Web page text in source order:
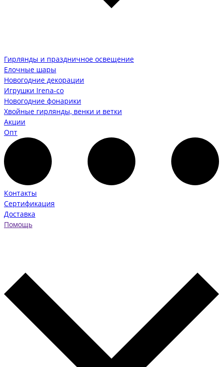
Гирлянды и праздничное освещение
Елочные шары
Новогодние декорации
Игрушки Irena-co
Новогодние фонарики
Хвойные гирлянды, венки и ветки
Акции
Опт
Контакты
Сертификация
Доставка
Помощь